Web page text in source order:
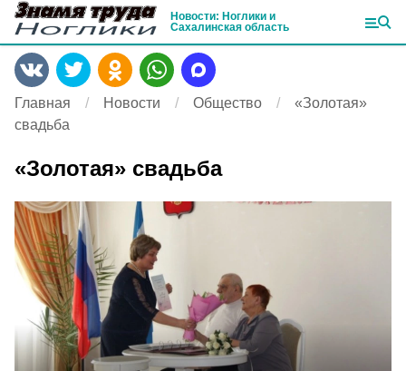
Новости: Ноглики и
Сахалинская область
Главная Новости Общество
«Золотая»
свадьба
«Золотая» свадьба